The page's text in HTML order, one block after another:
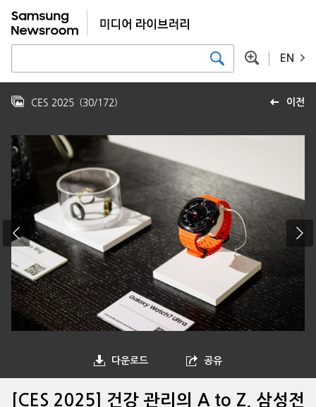
EN
이전
CES 2025 (30/172)
다운로드 공유
[CES 2025] 건강 관리의 A to Z, 삼성전